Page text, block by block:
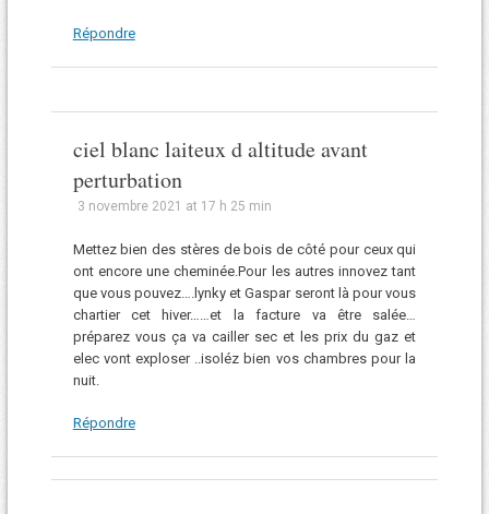
Répondre
ciel blanc laiteux d altitude avant
perturbation
3 novembre 2021 at 17 h 25 min
Mettez bien des stères de bois de côté pour ceux qui
ont encore une cheminée.Pour les autres innovez tant
que vous pouvez….lynky et Gaspar seront là pour vous
chartier cet hiver……et la facture va être salée…
préparez vous ça va cailler sec et les prix du gaz et
elec vont exploser ..isoléz bien vos chambres pour la
nuit.
Répondre